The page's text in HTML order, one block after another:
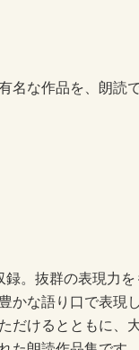
名な作品を、朗読
。抜群の表現力
かな語り口で表現
だけるとともに、